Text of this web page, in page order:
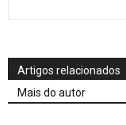
Artigos relacionados
Mais do autor